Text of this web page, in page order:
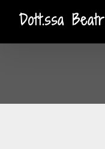
contenuto